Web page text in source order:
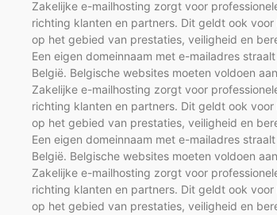
Zakelijke e-mailhosting zorgt voor
richting klanten en partners. Dit geldt ook
op het gebied van prestaties, veiligheid en
Een eigen domeinnaam met e-mailadres
België. Belgische websites moeten voldoen
Zakelijke e-mailhosting zorgt voor
richting klanten en partners. Dit geldt ook
op het gebied van prestaties, veiligheid en
Een eigen domeinnaam met e-mailadres
België. Belgische websites moeten voldoen
Zakelijke e-mailhosting zorgt voor
richting klanten en partners. Dit geldt ook
op het gebied van prestaties, veiligheid en